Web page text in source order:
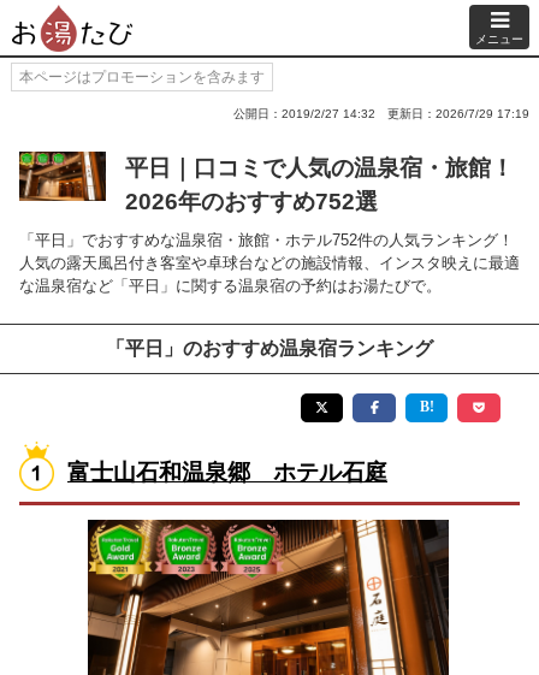
メニュー
本ページはプロモーションを含みます
公開日：2019/2/27 14:32 更新日：2026/7/29 17:19
平日｜口コミで人気の温泉宿・旅館！
2026年のおすすめ752選
「平日」でおすすめな温泉宿・旅館・ホテル752件の人気ランキング！
人気の露天風呂付き客室や卓球台などの施設情報、インスタ映えに最適
な温泉宿など「平日」に関する温泉宿の予約はお湯たびで。
「平日」のおすすめ温泉宿ランキング
富士山石和温泉郷 ホテル石庭